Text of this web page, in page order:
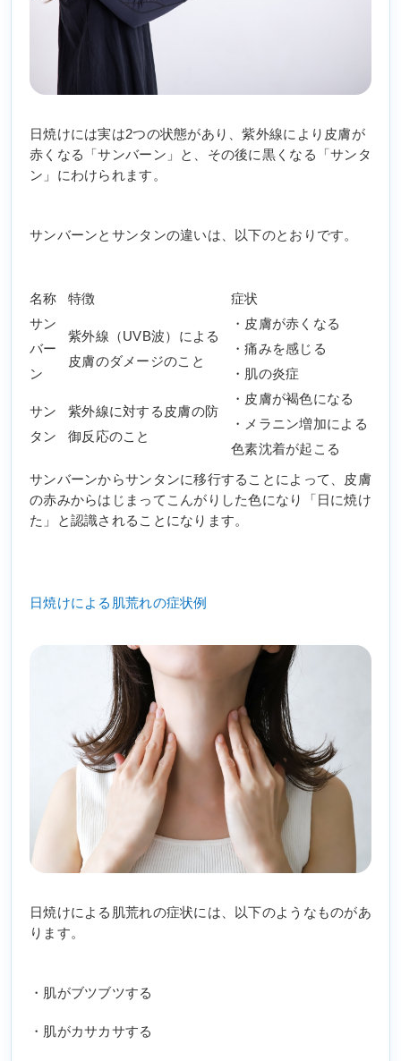
日焼けには実は2つの状態があり、紫外線により皮膚が
赤くなる「サンバーン」と、その後に黒くなる「サンタ
ン」にわけられます。
サンバーンとサンタンの違いは、以下のとおりです。
名称 特徴
症状
サン
バー
ン
紫外線（UVB波）による
皮膚のダメージのこと
・皮膚が赤くなる
・痛みを感じる
・肌の炎症
サン
タン
紫外線に対する皮膚の防
御反応のこと
・皮膚が褐色になる
・メラニン増加による
色素沈着が起こる
サンバーンからサンタンに移行することによって、皮膚
の赤みからはじまってこんがりした色になり「日に焼け
た」と認識されることになります。
日焼けによる肌荒れの症状例
日焼けによる肌荒れの症状には、以下のようなものがあ
ります。
・肌がブツブツする
・肌がカサカサする